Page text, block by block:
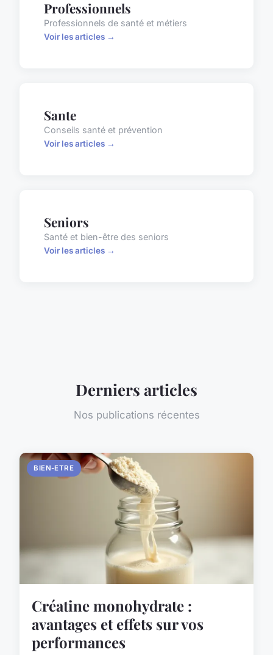
Professionnels
Professionnels de santé et métiers
Voir les articles →
Sante
Conseils santé et prévention
Voir les articles →
Seniors
Santé et bien-être des seniors
Voir les articles →
Derniers articles
Nos publications récentes
BIEN-ETRE
Créatine monohydrate :
avantages et effets sur vos
performances